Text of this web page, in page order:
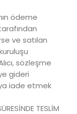
ödeme
ve satılan
sözleşme
gideri
iade etmek
TESLİM